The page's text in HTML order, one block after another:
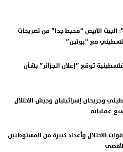
الأبيض “محبط جدا” من تصريحات
مع “بوتين”
توقع ”إعلان الجزائر” بشأن
وجريحان إسرائيليان وجيش الاحتلال
عملياته
الاحتلال وأعداد كبيرة من المستوطنين